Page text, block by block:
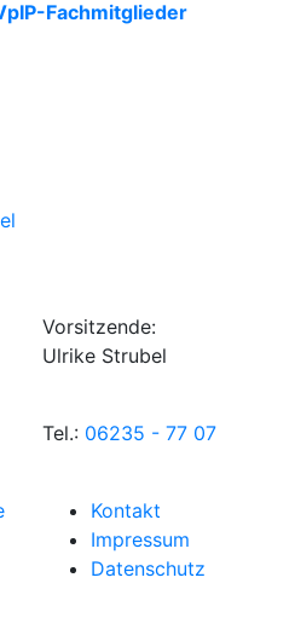
Fachmitglieder
Vorsitzende:
Ulrike Strubel
Tel.: 06235 - 77 07
Kontakt
Impressum
Datenschutz